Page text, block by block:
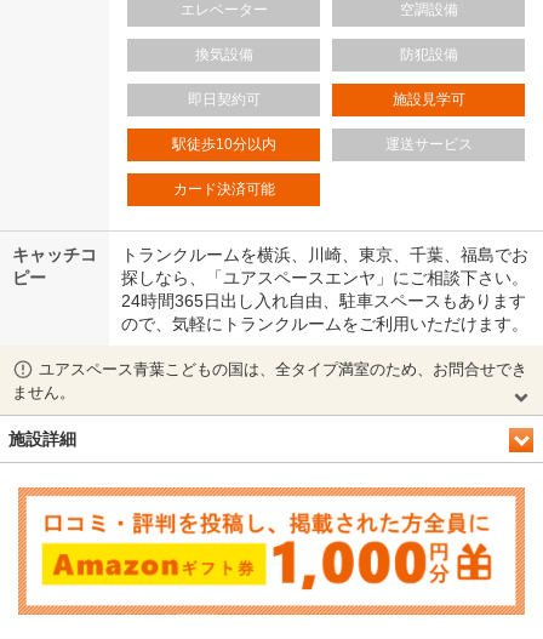
エレベーター 空調設備
換気設備 防犯設備
即日契約可 施設見学可
駅徒歩10分以内 運送サービス
カード決済可能
キャッチコ
ピー
トランクルームを横浜、川崎、東京、千葉、福島でお
探しなら、「ユアスペースエンヤ」にご相談下さい。
24時間365日出し入れ自由、駐車スペースもあります
ので、気軽にトランクルームをご利用いただけます。
ユアスペース青葉こどもの国は、全タイプ満室のため、お問合せでき
ません。
施設詳細